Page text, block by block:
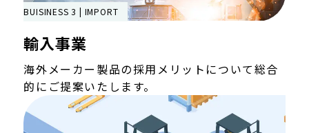
BUISINESS 3 | IMPORT
輸入事業
海外メーカー製品の採用メリットについて総合
的にご提案いたします。